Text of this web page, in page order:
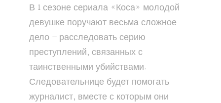
В 1 сезоне сериала «Коса» молодой
девушке поручают весьма сложное
дело – расследовать серию
преступлений, связанных с
таинственными убийствами.
Следовательнице будет помогать
журналист, вместе с которым они